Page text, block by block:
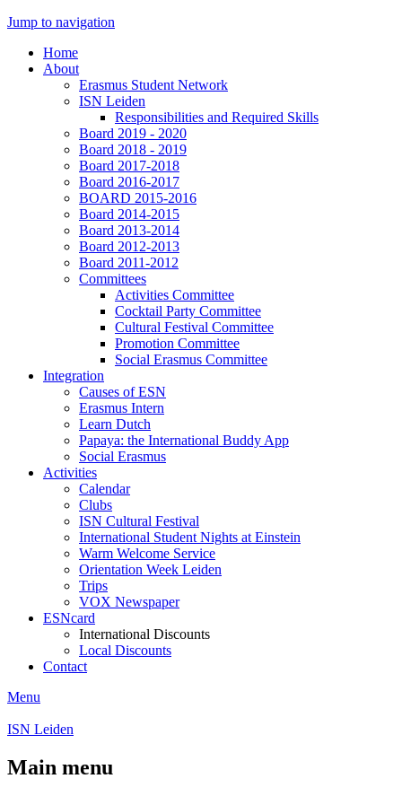
Jump to navigation
Home
About
Erasmus Student Network
ISN Leiden
Responsibilities and Required Skills
Board 2019 - 2020
Board 2018 - 2019
Board 2017-2018
Board 2016-2017
BOARD 2015-2016
Board 2014-2015
Board 2013-2014
Board 2012-2013
Board 2011-2012
Committees
Activities Committee
Cocktail Party Committee
Cultural Festival Committee
Promotion Committee
Social Erasmus Committee
Integration
Causes of ESN
Erasmus Intern
Learn Dutch
Papaya: the International Buddy App
Social Erasmus
Activities
Calendar
Clubs
ISN Cultural Festival
International Student Nights at Einstein
Warm Welcome Service
Orientation Week Leiden
Trips
VOX Newspaper
ESNcard
International Discounts
Local Discounts
Contact
Menu
ISN Leiden
Main menu